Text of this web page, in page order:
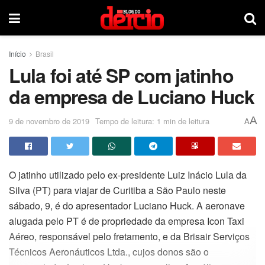
Início Brasil
Lula foi até SP com jatinho
da empresa de Luciano Huck
9 de novembro de 2019 Tempo de leitura: 1 min de leitura AA
O jatinho utilizado pelo ex-presidente Luiz Inácio Lula da
Silva (PT) para viajar de Curitiba a São Paulo neste
sábado, 9, é do apresentador Luciano Huck. A aeronave
alugada pelo PT é de propriedade da empresa Icon Taxi
Aéreo, responsável pelo fretamento, e da Brisair Serviços
Técnicos Aeronáuticos Ltda., cujos donos são o